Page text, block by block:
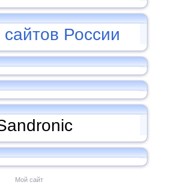
сайтов России
Мой сайт